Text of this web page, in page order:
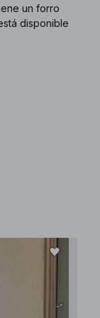
un forro
disponible